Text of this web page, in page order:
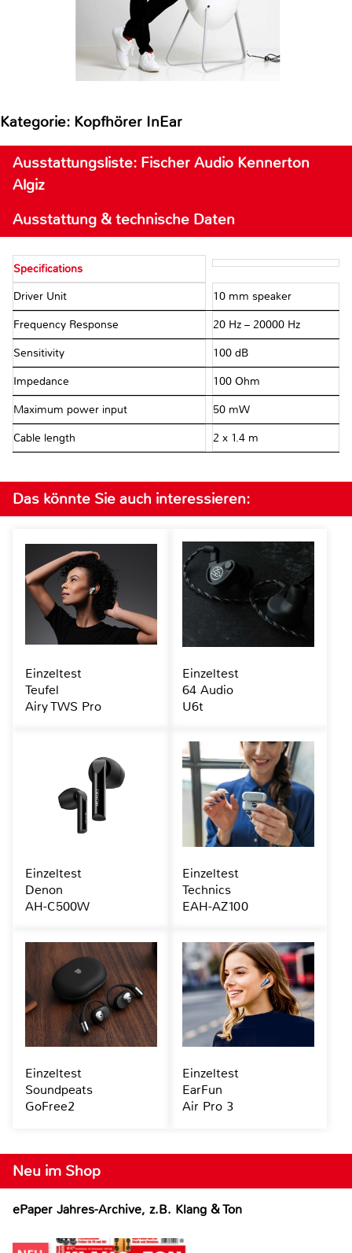
Kategorie: Kopfhörer InEar
Ausstattungsliste: Fischer Audio Kennerton
Algiz
Ausstattung & technische Daten
Specifications
Driver Unit 10 mm speaker
Frequency Response 20 Hz – 20000 Hz
Sensitivity 100 dB
Impedance 100 Ohm
Maximum power input 50 mW
Cable length 2 x 1.4 m
Neu im Shop
ePaper Jahres-Archive, z.B. Klang & Ton
Das könnte Sie auch interessieren:
Einzeltest
Teufel
Airy TWS Pro
Einzeltest
64 Audio
U6t
Einzeltest
Denon
AH-C500W
Einzeltest
Technics
EAH-AZ100
Einzeltest
Soundpeats
GoFree2
Einzeltest
EarFun
Air Pro 3